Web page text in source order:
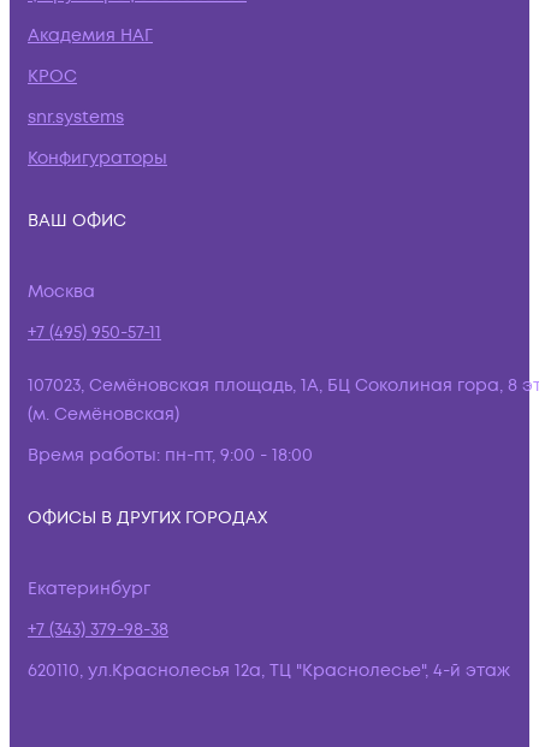
Академия НАГ
КРОС
snr.systems
Конфигураторы
ВАШ ОФИС
Москва
+7 (495) 950-57-11
107023, Семёновская площадь, 1А, БЦ Соколиная гора, 8
(м. Семёновская)
Время работы: пн-пт, 9:00 - 18:00
ОФИСЫ В ДРУГИХ ГОРОДАХ
Екатеринбург
+7 (343) 379-98-38
620110, ул.Краснолесья 12а, ТЦ "Краснолесье", 4-й этаж